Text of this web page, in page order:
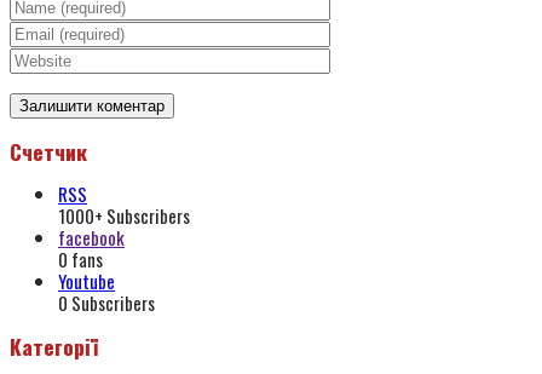
Счетчик
RSS
1000+ Subscribers
facebook
0 fans
Youtube
0 Subscribers
Категорії